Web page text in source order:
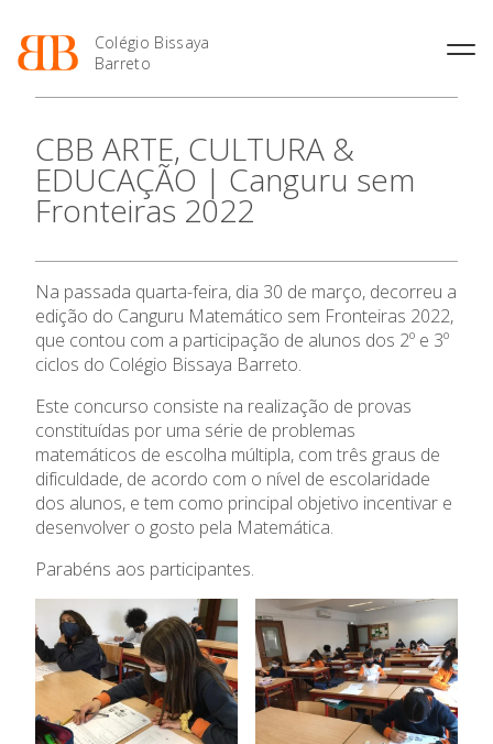
Colégio Bissaya
Barreto
O Colégio
Projeto Educativo
Organização
Colaboradores Docentes
Instalações
Ofertas de emprego
Regulamentos
Jornal “O Coreto”
Privacidade
Oferta Formativa
Enriquecimento Curricular
Oferta Curricular
Atividades Extracurriculares
Atividades de Interrupção
Letiva
Academia de Línguas
Ensino Profissional
Profissionais
Matrículas
Horários e Manuais
Termalismo
Curso de Técnico/a de Apoio
à Família e à Comunidade
Ofertas de Emprego
Ano Letivo
2027
Calendários
Portal do Professor
de Educação
SIGE
Secretariado de Exames
Admissão
Informações
APEE
Notícias
CBB ARTE, CULTURA &
EDUCAÇÃO | Canguru sem
Fronteiras 2022
Na passada quarta-feira, dia 30 de março, decorreu a
edição do Canguru Matemático sem Fronteiras 2022,
que contou com a participação de alunos dos 2º e 3º
ciclos do Colégio Bissaya Barreto.
Este concurso consiste na realização de provas
constituídas por uma série de problemas
matemáticos de escolha múltipla, com três graus de
dificuldade, de acordo com o nível de escolaridade
dos alunos, e tem como principal objetivo incentivar e
desenvolver o gosto pela Matemática.
Parabéns aos participantes.